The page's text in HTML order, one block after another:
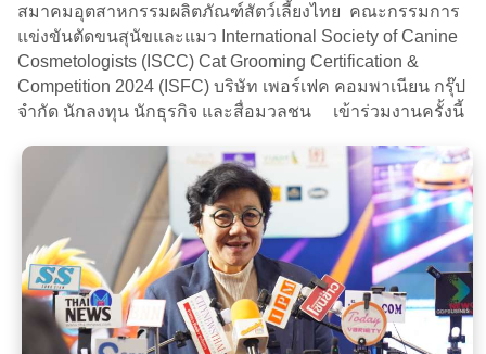
สมาคมอุตสาหกรรมผลิตภัณฑ์สัตว์เลี้ยงไทย คณะกรรมการ
แข่งขันตัดขนสุนัขและแมว International Society of Canine
Cosmetologists (ISCC) Cat Grooming Certification &
Competition 2024 (ISFC) บริษัท เพอร์เฟค คอมพาเนียน กรุ๊ป
จำกัด นักลงทุน นักธุรกิจ และสื่อมวลชน เข้าร่วมงานครั้งนี้